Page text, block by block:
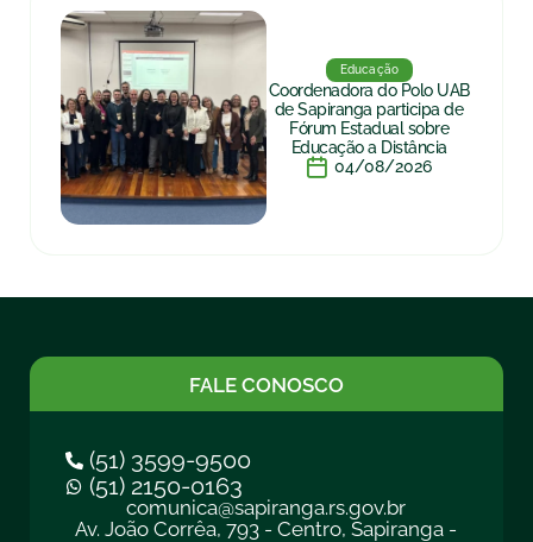
Educação
Coordenadora do Polo UAB
de Sapiranga participa de
Fórum Estadual sobre
Educação a Distância
04/08/2026
FALE CONOSCO
(51) 3599-9500
(51) 2150-0163
comunica@sapiranga.rs.gov.br
Av. João Corrêa, 793 - Centro, Sapiranga -